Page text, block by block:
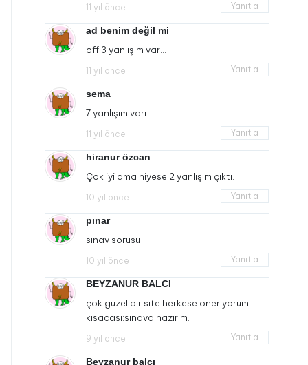
11 yıl önce Yanıtla
ad benim değil mi
off 3 yanlışım var…
11 yıl önce Yanıtla
sema
7 yanlışım varr
11 yıl önce Yanıtla
hiranur özcan
Çok iyi ama niyese 2 yanlışım çıktı.
10 yıl önce Yanıtla
pınar
sınav sorusu
10 yıl önce Yanıtla
BEYZANUR BALCI
çok güzel bir site herkese öneriyorum
kısacası:sınava hazırım.
9 yıl önce Yanıtla
Beyzanur balcı